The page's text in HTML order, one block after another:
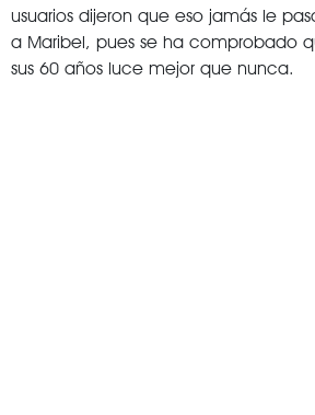
usuarios dijeron que eso jamás le
a Maribel, pues se ha comprobado
sus 60 años luce mejor que nunca.